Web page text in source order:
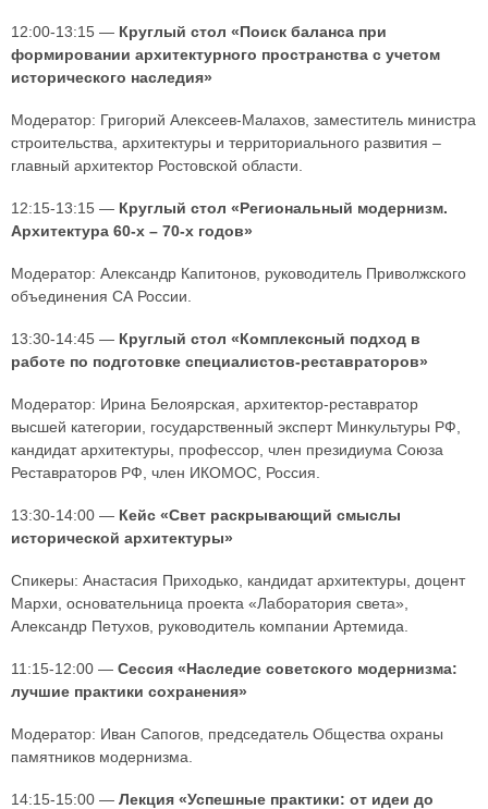
12:00-13:15 — Круглый стол «Поиск баланса при
формировании архитектурного пространства с учетом
исторического наследия»
Модератор: Григорий Алексеев-Малахов, заместитель министра
строительства, архитектуры и территориального развития –
главный архитектор Ростовской области.
12:15-13:15 — Круглый стол «Региональный модернизм.
Архитектура 60-х – 70-х годов»
Модератор: Александр Капитонов, руководитель Приволжского
объединения СА России.
13:30-14:45 — Круглый стол «Комплексный подход в
работе по подготовке специалистов-реставраторов»
Модератор: Ирина Белоярская, архитектор-реставратор
высшей категории, государственный эксперт Минкультуры РФ,
кандидат архитектуры, профессор, член президиума Союза
Реставраторов РФ, член ИКОМОС, Россия.
13:30-14:00 — Кейс «Свет раскрывающий смыслы
исторической архитектуры»
Спикеры: Анастасия Приходько, кандидат архитектуры, доцент
Мархи, основательница проекта «Лаборатория света»,
Александр Петухов, руководитель компании Артемида.
11:15-12:00 — Сессия «Наследие советского модернизма:
лучшие практики сохранения»
Модератор: Иван Сапогов, председатель Общества охраны
памятников модернизма.
14:15-15:00 — Лекция «Успешные практики: от идеи до